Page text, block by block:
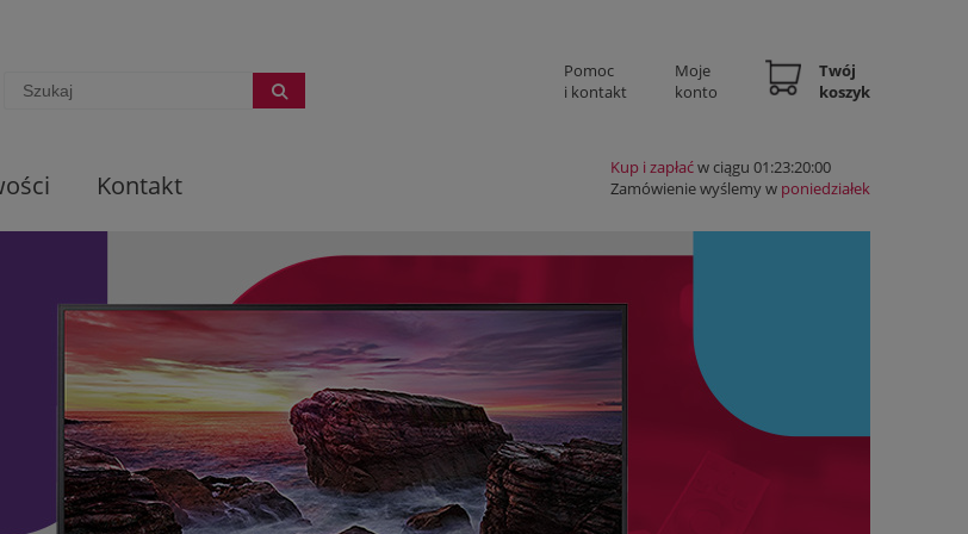
Pomoc
i kontakt
Moje
konto
Twój
koszyk
Kontakt
Kup i zapłaćw ciągu 01:23:19:59
Zamówienie wyślemy w poniedziałek